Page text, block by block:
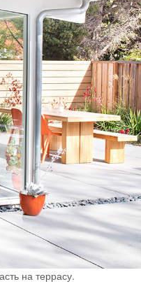
на террасу.